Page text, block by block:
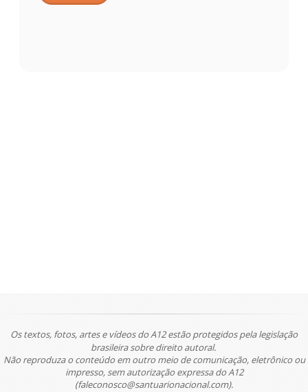
Os textos, fotos, artes e vídeos do A12 estão protegidos pela legislação
brasileira sobre direito autoral.
Não reproduza o conteúdo em outro meio de comunicação, eletrônico ou
impresso, sem autorização expressa do A12
(faleconosco@santuarionacional.com).